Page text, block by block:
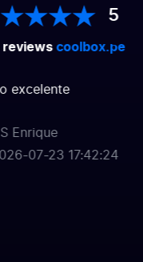
5
coolbox.pe
excelente
Enrique
07-23 17:42:24